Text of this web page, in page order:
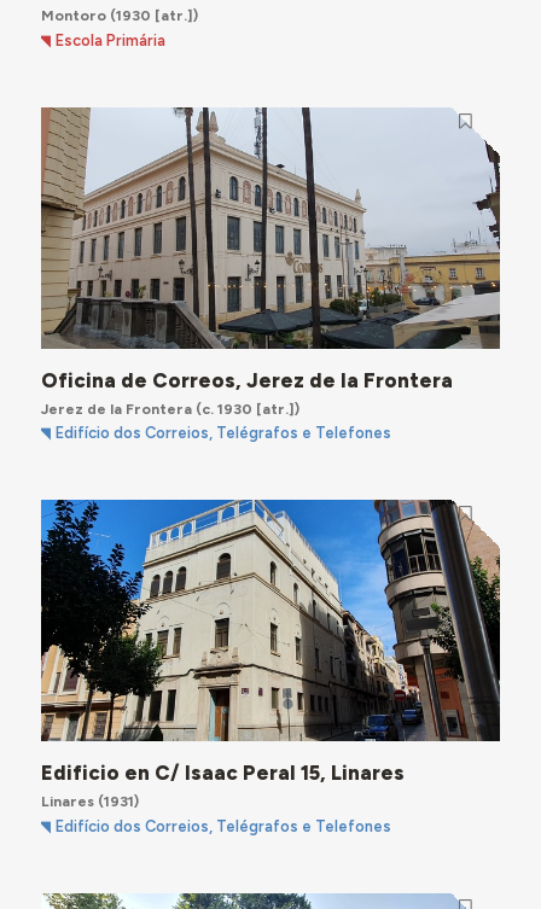
Montoro(1930 [atr.])
Escola Primária
Oficina de Correos, Jerez de la Frontera
Jerez de la Frontera(c. 1930 [atr.])
Edifício dos Correios, Telégrafos e Telefones
Edificio en C/ Isaac Peral 15, Linares
Linares(1931)
Edifício dos Correios, Telégrafos e Telefones